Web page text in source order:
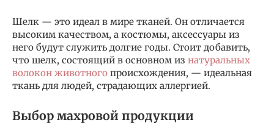
Шелк — это идеал в мире тканей. Он отличается
высоким качеством, а костюмы, аксессуары из
него будут служить долгие годы. Стоит добавить,
что шелк, состоящий в основном из натуральных
волокон животного происхождения, — идеальная
ткань для людей, страдающих аллергией.
Выбор махровой продукции